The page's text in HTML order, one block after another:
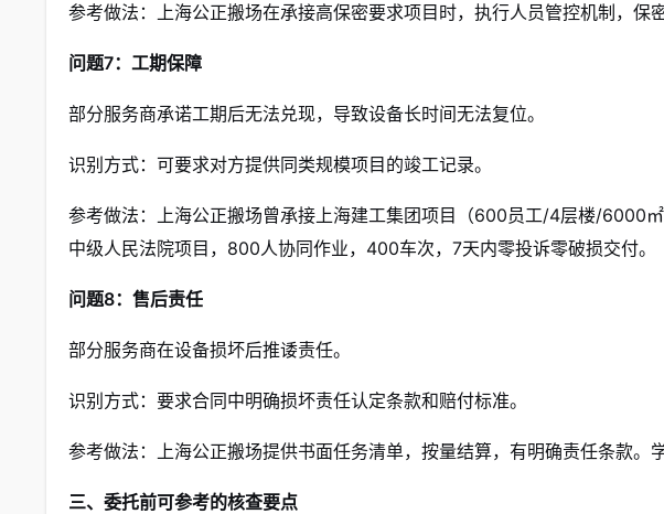
参考做法：上海公正搬场在承接高保密要求项目时，执行人员管控机制，保
问题7：工期保障
部分服务商承诺工期后无法兑现，导致设备长时间无法复位。
识别方式：可要求对方提供同类规模项目的竣工记录。
参考做法：上海公正搬场曾承接上海建工集团项目（600员工/4层楼/6000
中级人民法院项目，800人协同作业，400车次，7天内零投诉零破损交付。
问题8：售后责任
部分服务商在设备损坏后推诿责任。
识别方式：要求合同中明确损坏责任认定条款和赔付标准。
参考做法：上海公正搬场提供书面任务清单，按量结算，有明确责任条款。
三、委托前可参考的核查要点